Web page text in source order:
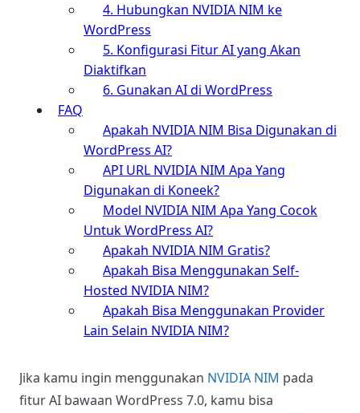
4. Hubungkan NVIDIA NIM ke
WordPress
5. Konfigurasi Fitur AI yang Akan
Diaktifkan
6. Gunakan AI di WordPress
FAQ
Apakah NVIDIA NIM Bisa Digunakan di
WordPress AI?
API URL NVIDIA NIM Apa Yang
Digunakan di Koneek?
Model NVIDIA NIM Apa Yang Cocok
Untuk WordPress AI?
Apakah NVIDIA NIM Gratis?
Apakah Bisa Menggunakan Self-
Hosted NVIDIA NIM?
Apakah Bisa Menggunakan Provider
Lain Selain NVIDIA NIM?
Jika kamu ingin menggunakan NVIDIA NIM pada
fitur AI bawaan WordPress 7.0, kamu bisa